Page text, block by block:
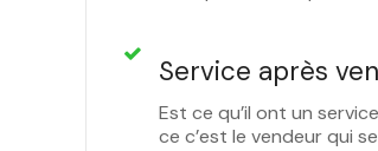
Service après
Est ce qu’il ont un
ce c’est le vendeur qui